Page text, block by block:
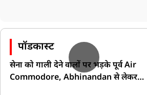
पॉडकास्ट
सेना को गाली देने वालों पर भड़के पूर्व Air
Commodore, Abhinandan से लेकर